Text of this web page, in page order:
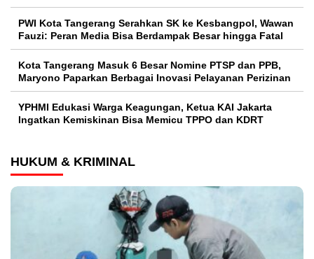
PWI Kota Tangerang Serahkan SK ke Kesbangpol, Wawan
Fauzi: Peran Media Bisa Berdampak Besar hingga Fatal
Kota Tangerang Masuk 6 Besar Nomine PTSP dan PPB,
Maryono Paparkan Berbagai Inovasi Pelayanan Perizinan
YPHMI Edukasi Warga Keagungan, Ketua KAI Jakarta
Ingatkan Kemiskinan Bisa Memicu TPPO dan KDRT
HUKUM & KRIMINAL